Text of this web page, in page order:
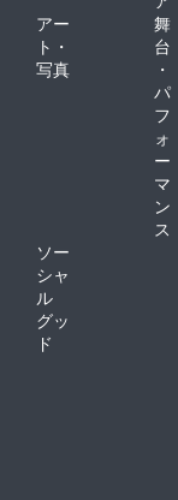
アー
ト・
写真
舞
台
・
パ
フ
ォ
ー
マ
ン
ス
ソー
シャ
ル
グッ
ド